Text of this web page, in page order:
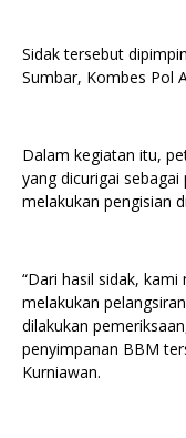
Sidak tersebut
Sumbar, Kombes Pol
Dalam kegiatan itu,
yang dicurigai
melakukan pengisian
“Dari hasil sidak,
melakukan
dilakukan
penyimpanan BBM
Kurniawan.